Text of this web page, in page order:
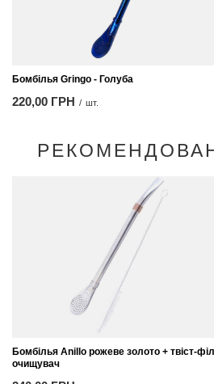
Бомбілья Gringo - Голуба
220,00 ГРН / шт.
Бомбілья Anillo рожеве золото + твіст-
очищувач